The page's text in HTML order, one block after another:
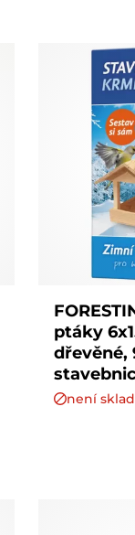
ptáky
dřevěné,
není